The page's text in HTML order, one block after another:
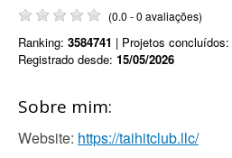
(0.0 - 0 avaliações)
Ranking: 3584741 | Projetos concluídos:
Registrado desde: 15/05/2026
Sobre mim:
Website: https://taihitclub.llc/